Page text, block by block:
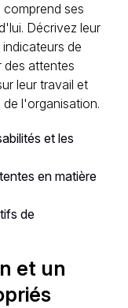
ses
Décrivez leur
de
des attentes
leur travail et
l'organisation.
et les
en matière
de
et un